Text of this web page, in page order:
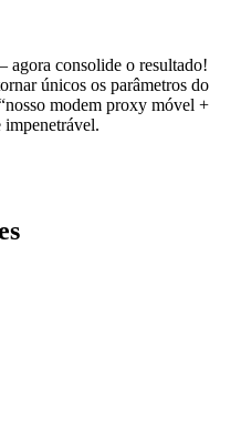
agora consolide o resultado!
únicos os parâmetros do
modem proxy móvel +
impenetrável.